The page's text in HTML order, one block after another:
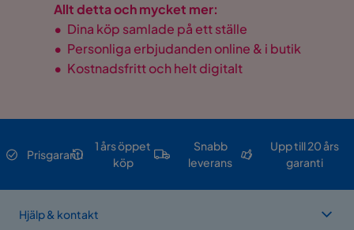
Allt detta och mycket mer:
• Dina köp samlade på ett ställe
• Personliga erbjudanden online & i butik
• Kostnadsfritt och helt digitalt
Prisgaranti
1 års öppet
köp
Snabb
leverans
Upp till 20 års
garanti
Hjälp & kontakt